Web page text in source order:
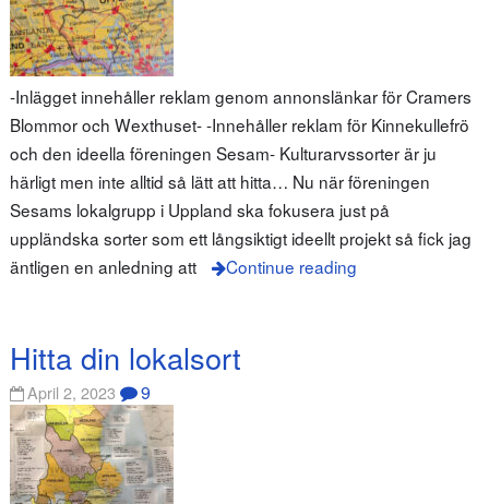
-Inlägget innehåller reklam genom annonslänkar för Cramers
Blommor och Wexthuset- -Innehåller reklam för Kinnekullefrö
och den ideella föreningen Sesam- Kulturarvssorter är ju
härligt men inte alltid så lätt att hitta… Nu när föreningen
Sesams lokalgrupp i Uppland ska fokusera just på
uppländska sorter som ett långsiktigt ideellt projekt så fick jag
äntligen en anledning att
Continue reading
Hitta din lokalsort
April 2, 2023 9